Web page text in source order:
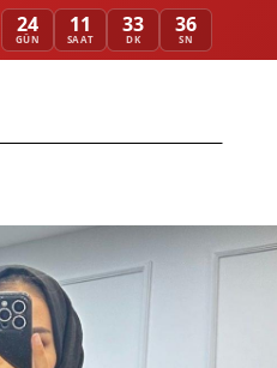
24
GÜN
11
SAAT
33
DK
34
SN